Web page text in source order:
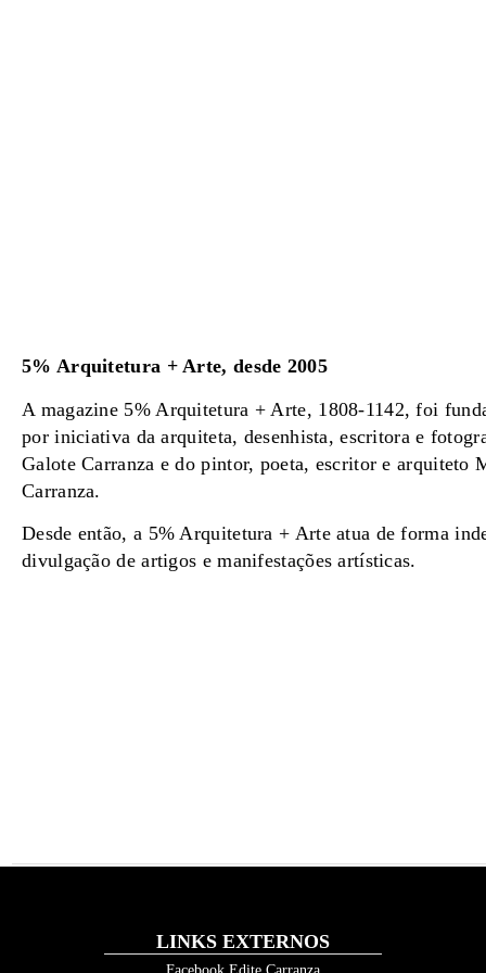
5% Arquitetura + Arte, desde 2005
A magazine 5% Arquitetura + Arte, 1808-1142, foi
por iniciativa da arquiteta, desenhista, escritora e
Galote Carranza e do pintor, poeta, escritor e arquiteto
Carranza.
Desde então, a 5% Arquitetura + Arte atua de forma
divulgação de artigos e manifestações artísticas.
LINKS EXTERNOS